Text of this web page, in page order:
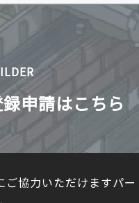
申請はこちら
ご協力いただけますパ